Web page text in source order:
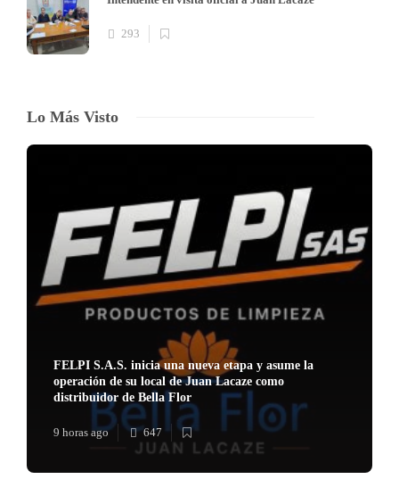
293
Lo Más Visto
FELPI S.A.S. inicia una nueva etapa y asume la
operación de su local de Juan Lacaze como
distribuidor de Bella Flor
9 horas ago 647